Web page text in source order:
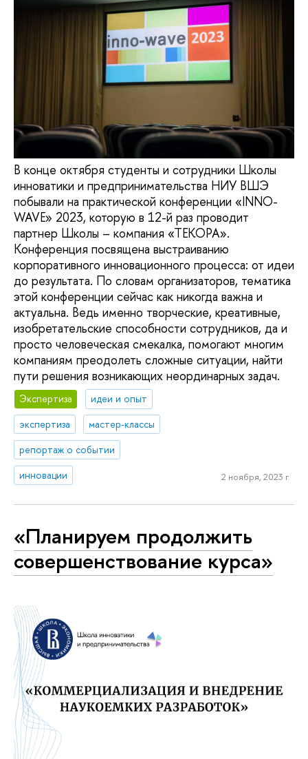
В конце октября студенты и сотрудники Школы
инноватики и предпринимательства НИУ ВШЭ
побывали на практической конференции «INNO-
WAVE» 2023, которую в 12-й раз проводит
партнер Школы – компания «ТЕКОРА».
Конференция посвящена выстраиванию
корпоративного инновационного процесса: от идеи
до результата. По словам организаторов, тематика
этой конференции сейчас как никогда важна и
актуальна. Ведь именно творческие, креативные,
изобретательские способности сотрудников, да и
просто человеческая смекалка, помогают многим
компаниям преодолеть сложные ситуации, найти
пути решения возникающих неординарных задач.
Экспертиза
идеи и опыт
экспертиза
мастер-классы
репортаж о событии
инновации
2 ноября, 2023 г.
«Планируем продолжить
совершенствование курса»